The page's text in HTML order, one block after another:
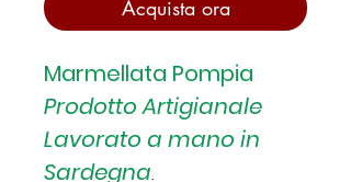
Acquista ora
Marmellata Pompia
Prodotto Artigianale
Lavorato a mano in
Sardegna.